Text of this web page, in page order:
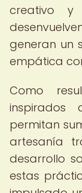
creativo
generan un
empática
Como
inspirados
permitan
artesanía
desarrollo
estas